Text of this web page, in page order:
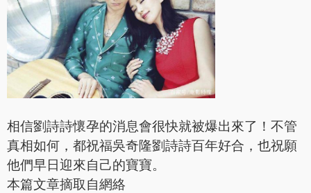
相信劉詩詩懷孕的消息會很快就被爆出來了！不管
真相如何，都祝福吳奇隆劉詩詩百年好合，也祝願
他們早日迎來自己的寶寶。
本篇文章摘取自網絡